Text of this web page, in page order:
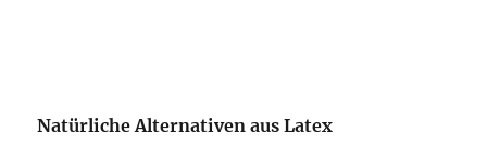
Natürliche Alternativen aus Latex